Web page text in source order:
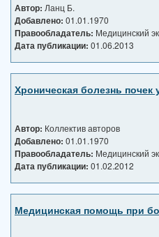
Автор: Ланц Б.
Добавлено: 01.01.1970
Правообладатель: Медицинский
Дата публикации: 01.06.2013
Хроническая болезнь
Автор: Коллектив авторов
Добавлено: 01.01.1970
Правообладатель: Медицинский
Дата публикации: 01.02.2012
Медицинская помощь при